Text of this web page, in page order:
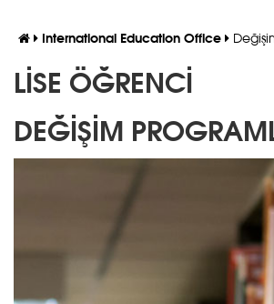
International Education Office
LİSE ÖĞRENCİ
DEĞİŞİM